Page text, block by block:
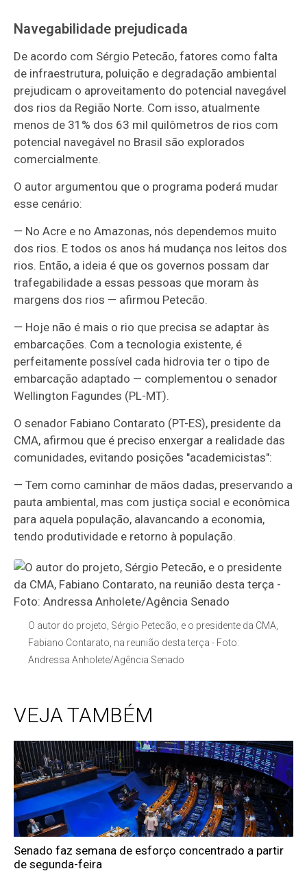
Navegabilidade prejudicada
De acordo com Sérgio Petecão, fatores como falta
de infraestrutura, poluição e degradação ambiental
prejudicam o aproveitamento do potencial navegável
dos rios da Região Norte. Com isso, atualmente
menos de 31% dos 63 mil quilômetros de rios com
potencial navegável no Brasil são explorados
comercialmente.
O autor argumentou que o programa poderá mudar
esse cenário:
— No Acre e no Amazonas, nós dependemos muito
dos rios. E todos os anos há mudança nos leitos dos
rios. Então, a ideia é que os governos possam dar
trafegabilidade a essas pessoas que moram às
margens dos rios — afirmou Petecão.
— Hoje não é mais o rio que precisa se adaptar às
embarcações. Com a tecnologia existente, é
perfeitamente possível cada hidrovia ter o tipo de
embarcação adaptado — complementou o senador
Wellington Fagundes (PL-MT).
O senador Fabiano Contarato (PT-ES), presidente da
CMA, afirmou que é preciso enxergar a realidade das
comunidades, evitando posições "academicistas":
— Tem como caminhar de mãos dadas, preservando a
pauta ambiental, mas com justiça social e econômica
para aquela população, alavancando a economia,
tendo produtividade e retorno à população.
O autor do projeto, Sérgio Petecão, e o presidente da CMA,
Fabiano Contarato, na reunião desta terça - Foto:
Andressa Anholete/Agência Senado
VEJA TAMBÉM
Senado faz semana de esforço concentrado a partir
de segunda-feira